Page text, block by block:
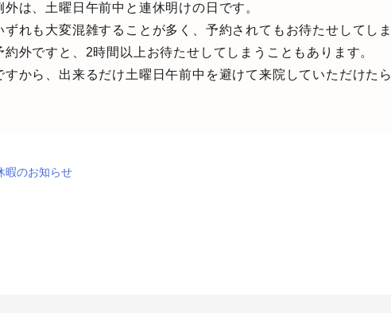
外は、土曜日午前中と連休明けの日です。
ずれも大変混雑することが多く、予約されてもお待たせしてし
約外ですと、2時間以上お待たせしてしまうこともあります。
すから、出来るだけ土曜日午前中を避けて来院していただけたら
暇のお知らせ